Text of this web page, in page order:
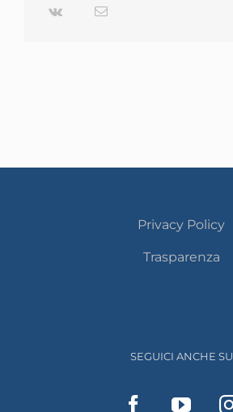
Vk Email
Privacy Policy
Trasparenza
SEGUICI ANCHE SU